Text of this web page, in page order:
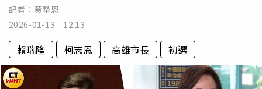
記者： 黃摯恩
2026-01-13 12:13
賴瑞隆 柯志恩 高雄市長 初選